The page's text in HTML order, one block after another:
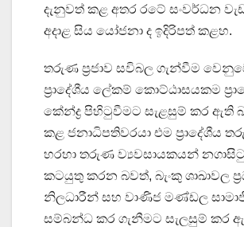
දැනුවත් කළ අතර රටේ සංවර්ධන
අදාළ සිය යෝජනා ද ඉදිරිපත් කළහ.
තරුණ ප්‍රජාව සවිබල ගැන්වීම
ප්‍රාදේශීය ලේකම් කොට්ඨාසයකම
කේන්ද්‍ර පිහිටුවීමට සැළසුම් කර ඇති
කළ ජනාධිපතිවරයා එම ප්‍රාදේශීය
හරහා තරුණ ව්‍යවසායකයන්
කටයුතු කරන බවත්, බැංකු ශාඛාවල
නිලධාරීන් සහ වාණිජ මණ්ඩල
සම්බන්ධ කර ගැනීමට සැලසුම් කර